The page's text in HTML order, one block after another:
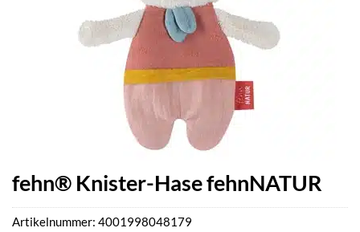
fehn® Knister-Hase fehnNATUR
Artikelnummer: 4001998048179